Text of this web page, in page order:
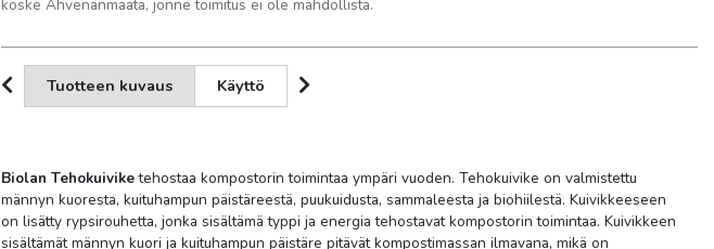
koske Ahvenanmaata, jonne toimitus ei ole mahdollista.
Tuotteen kuvaus Käyttö
Biolan Tehokuiviketehostaa kompostorin toimintaa ympäri vuoden. Tehokuivike on valmistettu
männyn kuoresta, kuituhampun päistäreestä, puukuidusta, sammaleesta ja biohiilestä. Kuivikkeeseen
on lisätty rypsirouhetta, jonka sisältämä typpi ja energia tehostavat kompostorin toimintaa. Kuivikkeen
sisältämät männyn kuori ja kuituhampun päistäre pitävät kompostimassan ilmavana, mikä on